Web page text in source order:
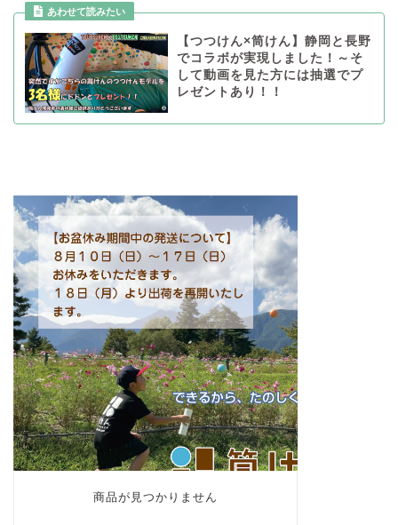
あわせて読みたい
【つつけん×筒けん】静岡と長野
でコラボが実現しました！～そ
して動画を見た方には抽選でプ
レゼントあり！！